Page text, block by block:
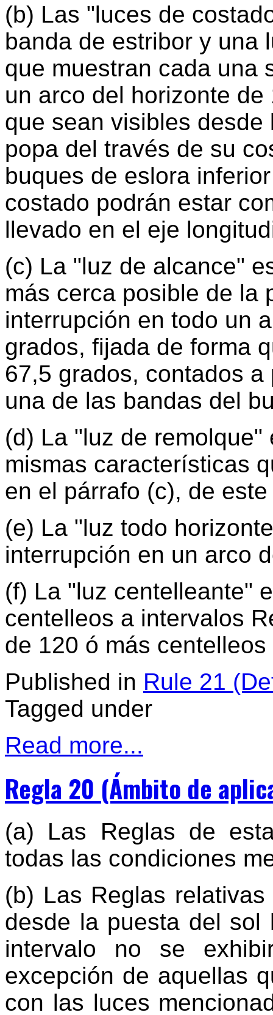
(b) Las "luces de
banda de estribor y una
que muestran cada una
un arco del horizonte
que sean visibles
popa del través de su
buques de eslora
costado podrán estar
llevado en el eje
(c) La "luz de alcance"
más cerca posible de la
interrupción en todo un
grados, fijada de forma
67,5 grados, contados
una de las bandas del
(d) La "luz de
mismas características
en el párrafo (c), de
(e) La "luz todo
interrupción en un arco
(f) La "luz centelleante"
centelleos a intervalos
de 120 ó más
Published in Rule 21
Tagged under
Read more...
Regla 20 (Ámbito de
(a) Las Reglas de
todas las condiciones
(b) Las Reglas
desde la puesta del
intervalo no se
excepción de aquellas
con las luces